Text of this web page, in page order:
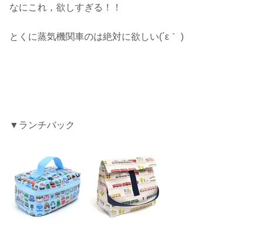
なにこれ，欲しすぎる！！
とくに蒸気機関車のは絶対に欲しい(´ε｀ )
▼ランチバック